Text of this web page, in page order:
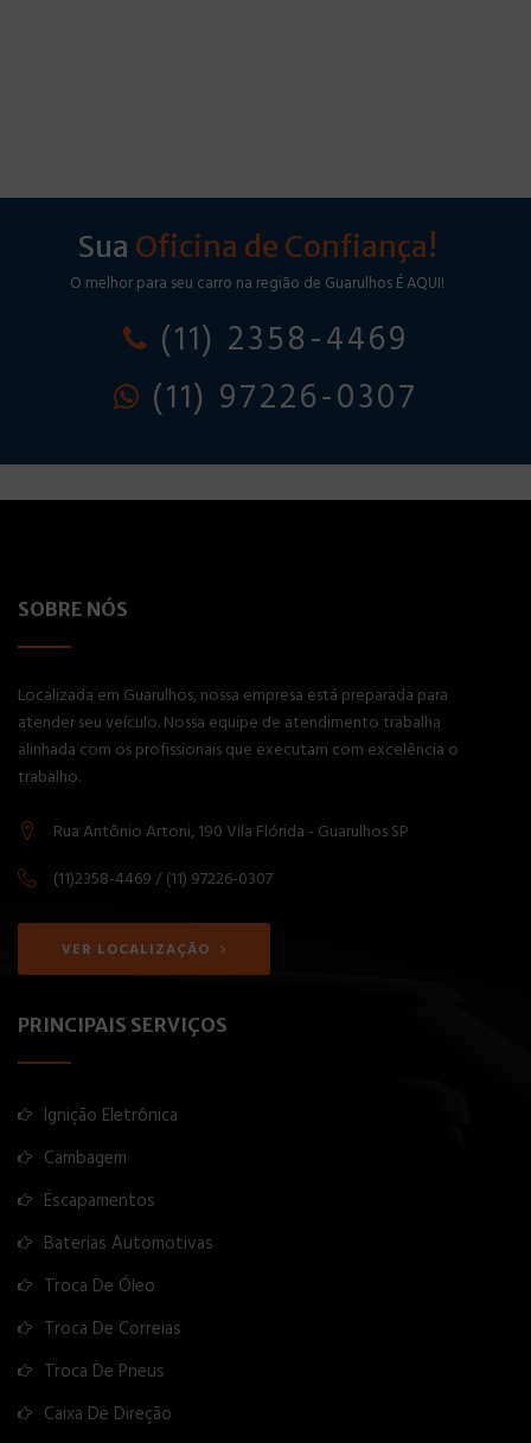
Sua Oficina de Confiança!
O melhor para seu carro na região de Guarulhos É AQUI!
(11) 2358-4469
(11) 97226-0307
SOBRE NÓS
Localizada em Guarulhos, nossa empresa está preparada para
atender seu veículo. Nossa equipe de atendimento trabalha
alinhada com os profissionais que executam com excelência o
trabalho.
Rua Antônio Artoni, 190 Vila Flórida - Guarulhos SP
(11)2358-4469 / (11) 97226-0307
VER LOCALIZAÇÃO
PRINCIPAIS SERVIÇOS
Ignição Eletrônica
Cambagem
Escapamentos
Baterias Automotivas
Troca De Óleo
Troca De Correias
Troca De Pneus
Caixa De Direção